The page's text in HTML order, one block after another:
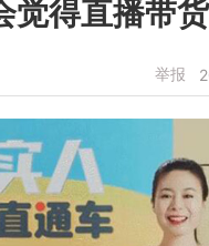
觉得直播带
举报